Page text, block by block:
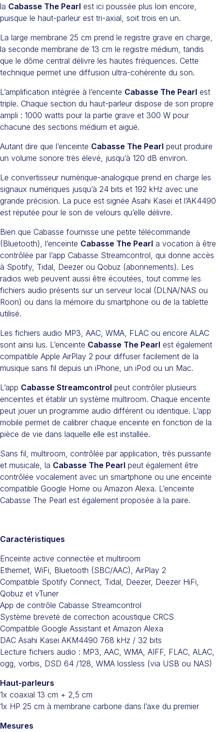
la Cabasse The Pearl est ici poussée plus loin encore,
puisque le haut-parleur est tri-axial, soit trois en un.
La large membrane 25 cm prend le registre grave en charge,
la seconde membrane de 13 cm le registre médium, tandis
que le dôme central délivre les hautes fréquences. Cette
technique permet une diffusion ultra-cohérente du son.
L’amplification intégrée à l’enceinte Cabasse The Pearl est
triple. Chaque section du haut-parleur dispose de son propre
ampli : 1000 watts pour la partie grave et 300 W pour
chacune des sections médium et aiguë.
Autant dire que l’enceinte Cabasse The Pearl peut produire
un volume sonore très élevé, jusqu’à 120 dB environ.
Le convertisseur numérique-analogique prend en charge les
signaux numériques jusqu’à 24 bits et 192 kHz avec une
grande précision. La puce est signée Asahi Kasei et l’AK4490
est réputée pour le son de velours qu’elle délivre.
Bien que Cabasse fournisse une petite télécommande
(Bluetooth), l’enceinte Cabasse The Pearl a vocation à être
contrôlée par l’app Cabasse Streamcontrol, qui donne accès
à Spotify, Tidal, Deezer ou Qobuz (abonnements). Les
radios web peuvent aussi être écoutées, tout comme les
fichiers audio présents sur un serveur local (DLNA/NAS ou
Roon) ou dans la mémoire du smartphone ou de la tablette
utilisé.
Les fichiers audio MP3, AAC, WMA, FLAC ou encore ALAC
sont ainsi lus. L’enceinte Cabasse The Pearl est également
compatible Apple AirPlay 2 pour diffuser facilement de la
musique sans fil depuis un iPhone, un iPod ou un Mac.
L’app Cabasse Streamcontrol peut contrôler plusieurs
enceintes et établir un système multiroom. Chaque enceinte
peut jouer un programme audio différent ou identique. L’app
mobile permet de calibrer chaque enceinte en fonction de la
pièce de vie dans laquelle elle est installée.
Sans fil, multiroom, contrôlée par application, très puissante
et musicale, la Cabasse The Pearl peut également être
contrôlée vocalement avec un smartphone ou une enceinte
compatible Google Home ou Amazon Alexa. L’enceinte
Cabasse The Pearl est également proposée à la paire.
Caractéristiques
Enceinte active connectée et multiroom
Ethernet, WiFi, Bluetooth (SBC/AAC), AirPlay 2
Compatible Spotify Connect, Tidal, Deezer, Deezer HiFi,
Qobuz et vTuner
App de contrôle Cabasse Streamcontrol
Système breveté de correction acoustique CRCS
Compatible Google Assistant et Amazon Alexa
DAC Asahi Kasei AKM4490 768 kHz / 32 bits
Lecture fichiers audio : MP3, AAC, WMA, AIFF, FLAC, ALAC,
ogg, vorbis, DSD 64 /128, WMA lossless (via USB ou NAS)
Haut-parleurs
1x coaxial 13 cm + 2,5 cm
1x HP 25 cm à membrane carbone dans l’axe du premier
Mesures